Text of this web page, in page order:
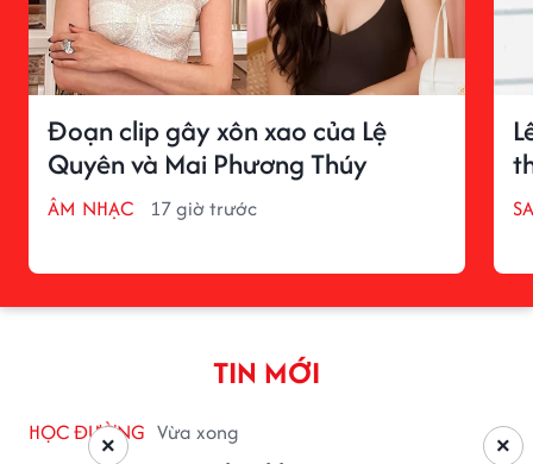
Đoạn clip gây xôn xao của Lệ
Quyên và Mai Phương Thúy
ÂM NHẠC 17 giờ trước
TIN MỚI
HỌC ĐƯỜNG Vừa xong
×
×